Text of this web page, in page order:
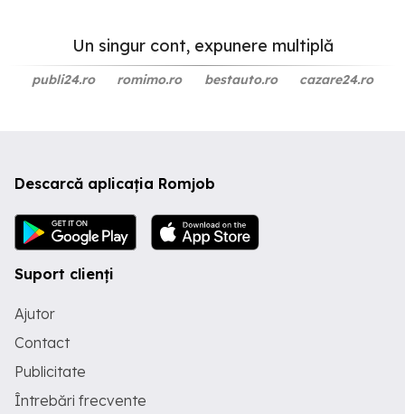
Un singur cont, expunere multiplă
publi24.ro romimo.ro bestauto.ro cazare24.ro
Descarcă aplicația Romjob
Suport clienți
Ajutor
Contact
Publicitate
Întrebări frecvente